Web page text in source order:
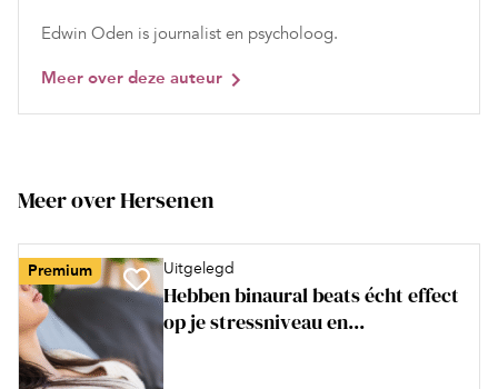
Edwin Oden is journalist en psycholoog.
Meer over deze auteur
Meer over Hersenen
Premium Uitgelegd
Hebben binaural beats écht effect
op je stressniveau en...